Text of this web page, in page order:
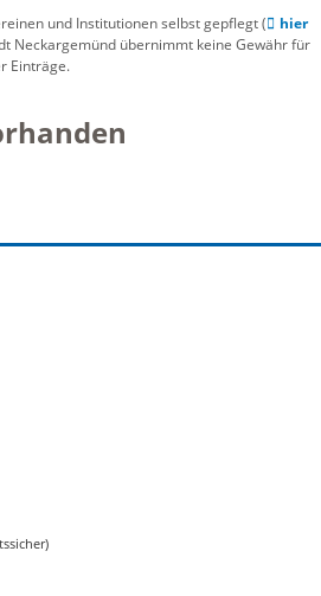
und Institutionen selbst gepflegt (
hier
Neckargemünd übernimmt keine Gewähr für
Einträge.